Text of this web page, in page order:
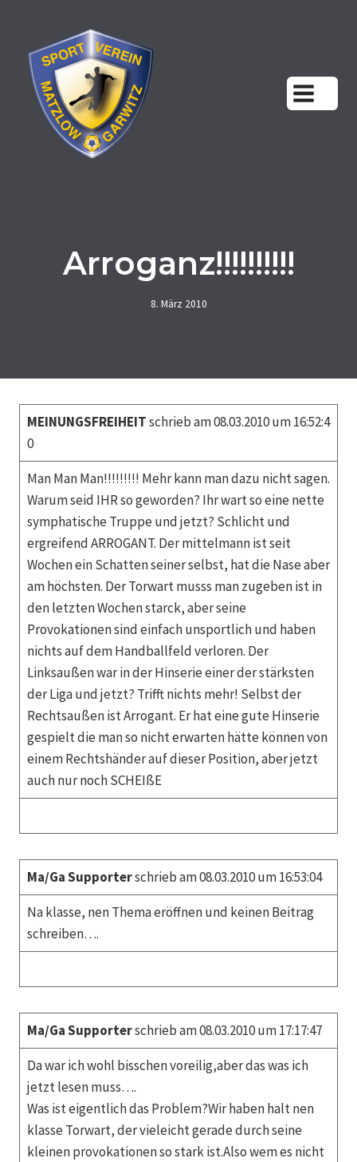
springen
Arroganz!!!!!!!!!!
8. März 2010
MEINUNGSFREIHEITschrieb am 08.03.2010 um 16:52:4
0
Man Man Man!!!!!!!!! Mehr kann man dazu nicht sagen.
Warum seid IHR so geworden? Ihr wart so eine nette
symphatische Truppe und jetzt? Schlicht und
ergreifend ARROGANT. Der mittelmann ist seit
Wochen ein Schatten seiner selbst, hat die Nase aber
am höchsten. Der Torwart musss man zugeben ist in
den letzten Wochen starck, aber seine
Provokationen sind einfach unsportlich und haben
nichts auf dem Handballfeld verloren. Der
Linksaußen war in der Hinserie einer der stärksten
der Liga und jetzt? Trifft nichts mehr! Selbst der
Rechtsaußen ist Arrogant. Er hat eine gute Hinserie
gespielt die man so nicht erwarten hätte können von
einem Rechtshänder auf dieser Position, aber jetzt
auch nur noch SCHEIßE
Ma/Ga Supporterschrieb am 08.03.2010 um 16:53:04
Na klasse, nen Thema eröffnen und keinen Beitrag
schreiben….
Ma/Ga Supporterschrieb am 08.03.2010 um 17:17:47
Da war ich wohl bisschen voreilig,aber das was ich
jetzt lesen muss….
Was ist eigentlich das Problem?Wir haben halt nen
klasse Torwart, der vieleicht gerade durch seine
kleinen provokationen so stark ist.Also wem es nicht